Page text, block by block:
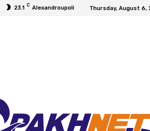
23.1 C Alexandroupoli Thursday, August 6,